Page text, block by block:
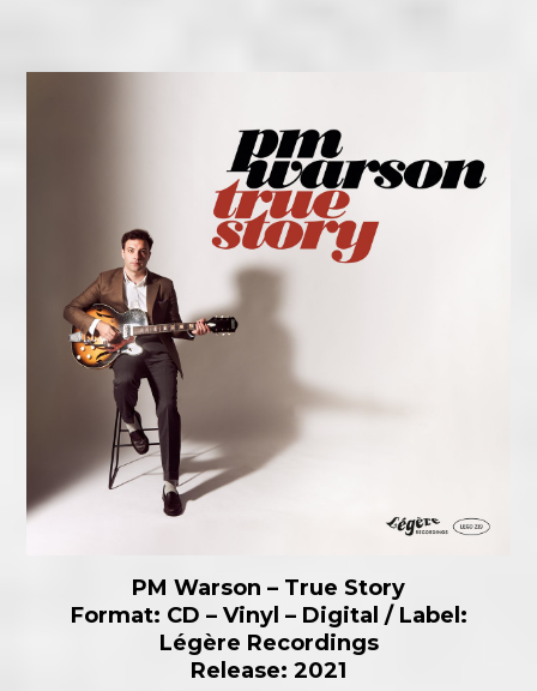
PM Warson – True Story
Format: CD – Vinyl – Digital / Label:
Légère Recordings
Release: 2021